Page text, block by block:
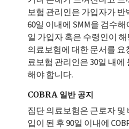
보험 관리인은 가입자가 반
60일 이내에 SMM을 검수
일 가입자 혹은 수령인이
의료보험에 대한 문서를 요
료보험 관리인은 30일 내에
해야 합니다.
COBRA 일반 공지
집단 의료보험은 근로자 및
입이 된 후 90일 이내에